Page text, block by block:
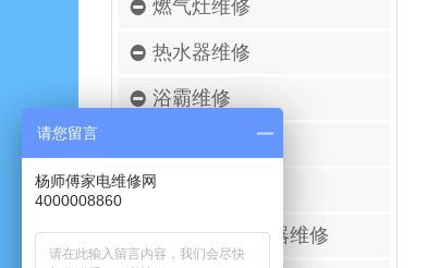
燃气灶维修
热水器维修
浴霸维修
壁挂炉维修
进口空气净化器维修
请您留言
杨师傅家电维修网
4000008860